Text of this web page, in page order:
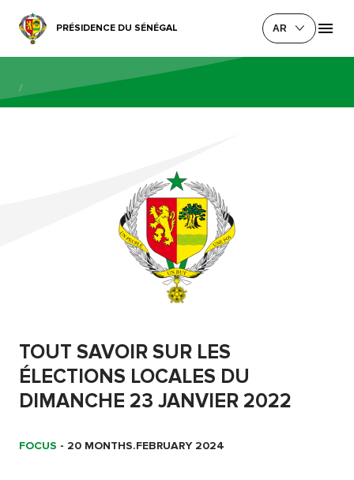
PRÉSIDENCE DU SÉNÉGAL AR
/
TOUT SAVOIR SUR LES
ÉLECTIONS LOCALES DU
DIMANCHE 23 JANVIER 2022
FOCUS - 20 MONTHS.FEBRUARY 2024